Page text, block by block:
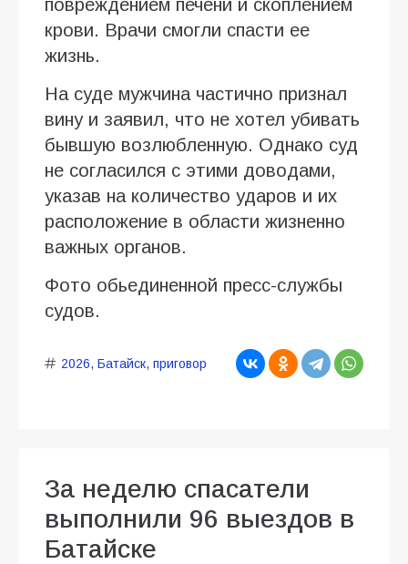
повреждением печени и скоплением
крови. Врачи смогли спасти ее
жизнь.
На суде мужчина частично признал
вину и заявил, что не хотел убивать
бывшую возлюбленную. Однако суд
не согласился с этими доводами,
указав на количество ударов и их
расположение в области жизненно
важных органов.
Фото обьединенной пресс-службы
судов.
2026, Батайск, приговор
За неделю спасатели
выполнили 96 выездов в
Батайске